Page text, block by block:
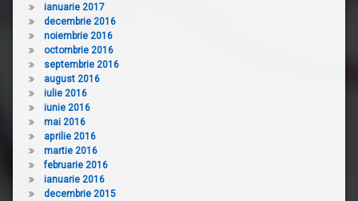
ianuarie 2017
decembrie 2016
noiembrie 2016
octombrie 2016
septembrie 2016
august 2016
iulie 2016
iunie 2016
mai 2016
aprilie 2016
martie 2016
februarie 2016
ianuarie 2016
decembrie 2015